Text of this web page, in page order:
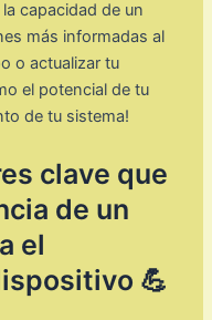
capacidad de un
más informadas al
o actualizar tu
el potencial de tu
de tu sistema!
clave que
de un
el
💪